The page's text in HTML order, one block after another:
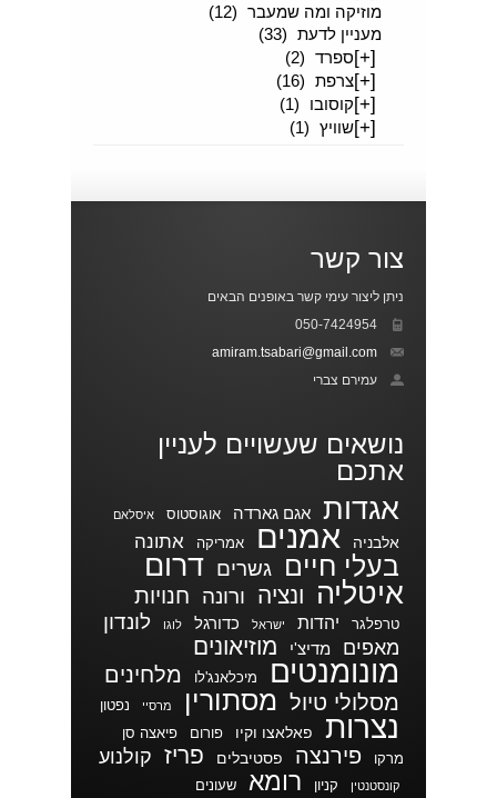
מוזיקה ומה שמעבר (12)
מעניין לדעת (33)
[+]ספרד (2)
[+]צרפת (16)
[+]קוסובו (1)
[+]שוויץ (1)
צור קשר
ניתן ליצור עימי קשר באופנים הבאים
050-7424954
amiram.tsabari@gmail.com
עמירם צברי
נושאים שעשויים לעניין
אתכם
אגדות אגם גארדה אוגוסטוס איסלאם
אלבניה אמנים אמריקה אתונה
בעלי חיים גשרים דרום
איטליה
ונציה ורונה חנויות
טרפלגר יהדות ישראל כדורגל לוגו לונדון
מאפים מדיצ'י מוזיאונים
מונומנטים מיכלאנג'לו
מלחינים
מסלולי טיול מסתורין מרסיי נפטון
נצרות פאלאצו וקיו פורום
פיאצה סן
מרקו
פירנצה פסטיבלים פריז קולנוע
קונסטנטין קניון רומא שעונים